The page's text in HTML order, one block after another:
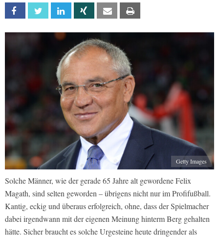
Facebook Twitter Linkedin Xing Email
Getty Images
Solche Männer, wie der gerade 65 Jahre alt gewordene Felix
Magath, sind selten geworden – übrigens nicht nur im Profifußball.
Kantig, eckig und überaus erfolgreich, ohne, dass der Spielmacher
dabei irgendwann mit der eigenen Meinung hinterm Berg gehalten
hätte. Sicher braucht es solche Urgesteine heute dringender als